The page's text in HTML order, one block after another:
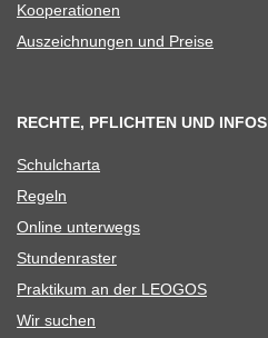
Koope­ra­tio­nen
Aus­zeich­nun­gen und Preise
RECHTE, PFLICHTEN UND INFOS
Schul­charta
Regeln
Online unter­wegs
Stun­den­ras­ter
Prak­ti­kum an der LEOGOS
Wir suchen